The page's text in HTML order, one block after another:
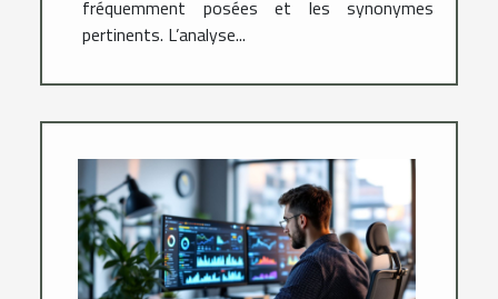
fréquemment posées et les synonymes
pertinents. L’analyse...